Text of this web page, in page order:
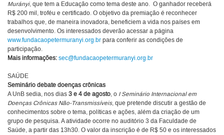
Murányi, que tem a Educação como tema deste ano. O ganhador receberá
R$ 200 mil, troféu e certificado. O objetivo da premiação é reconhecer
trabalhos que, de maneira inovadora, beneficiem a vida nos países em
desenvolvimento. Os interessados deverão acessar a página
www.fundacaopetermuranyi.org.br para conferir as condições de
participação.
Mais informações: sec@fundacaopetermuranyi.org.br
SAÚDE
Seminário debate doenças crônicas
A UnB sedia, nos dias 3 e 4 de agosto, o I Seminário Internacional em
Doenças Crônicas Não-Transmissíveis, que pretende discutir a gestão de
conhecimentos sobre o tema, políticas e ações, além da criação de um
grupo de pesquisa. A atividade ocorre no auditório 3 da Faculdade de
Saúde, a partir das 13h30. O valor da inscrição é de R$ 50 e os interessados